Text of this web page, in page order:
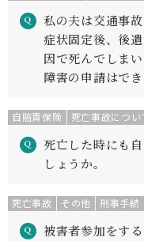
私の夫は交通事
症状固定後、後
因で死んでしま
障害の申請はで
死亡した時にも
しょうか。
自賠責保険 死亡事故につい
被害者参加をす
死亡事故 その他 刑事手続